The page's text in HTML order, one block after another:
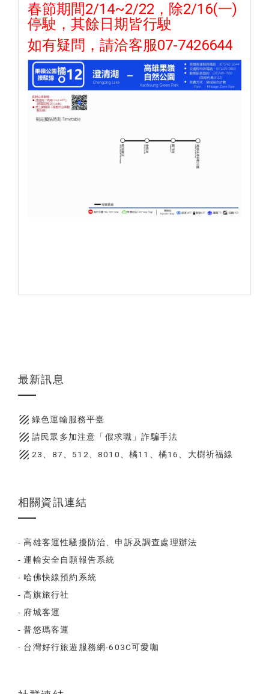
春節期間2/14~2/22，除2/16(一)
停駛，其餘日期皆行駛
如有疑問，請洽客服07-7426644
最新訊息
texture 綠色運輸服務平臺
texture 請民眾多加注意「假求職」詐騙手法
texture 23、87、512、8010、橘11、橘16、大樹祈福線
相關資訊連結
- 高雄客運性騷擾防治、申訴及調查處理辦法
- 運輸安全自願報告系統
- 哈佛快線預約系統
- 高旗旅行社
- 府城客運
- 普悠瑪客運
- 台灣好行旅遊服務網-603C可愛咖